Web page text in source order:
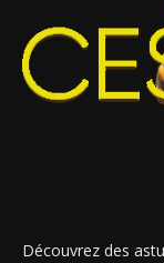
Découvrez des